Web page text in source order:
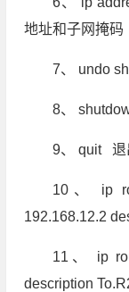
地址和子网掩码
7、 undo
8、
9、 quit 退
10、 ip
192.168.12.2
11、 ip
description